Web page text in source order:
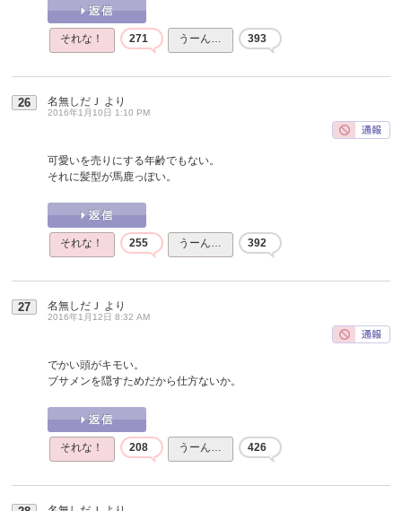
それな！ 271 うーん… 393
26 名無しだＪ より
2016年1月10日 1:10 PM
可愛いを売りにする年齢でもない。
それに髪型が馬鹿っぽい。
それな！ 255 うーん… 392
27 名無しだＪ より
2016年1月12日 8:32 AM
でかい頭がキモい。
ブサメンを隠すためだから仕方ないか。
それな！ 208 うーん… 426